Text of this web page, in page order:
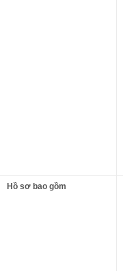
Hồ sơ bao gồm